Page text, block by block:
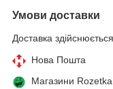
Умови доставки
Доставка
Нова Пошта
Магазини Rozetka